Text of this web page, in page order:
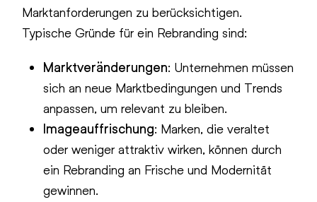
Marktanforderungen zu berücksichtigen.
Typische Gründe für ein Rebranding sind:
Marktveränderungen: Unternehmen müssen
sich an neue Marktbedingungen und Trends
anpassen, um relevant zu bleiben.
Imageauffrischung: Marken, die veraltet
oder weniger attraktiv wirken, können durch
ein Rebranding an Frische und Modernität
gewinnen.